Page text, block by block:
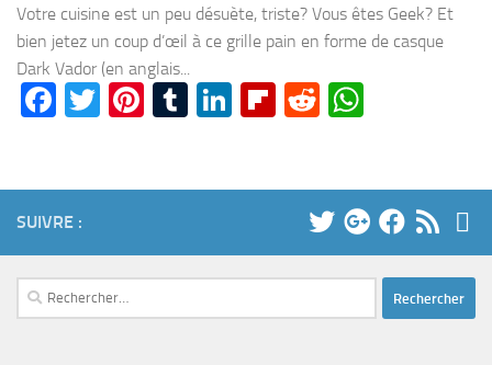
Votre cuisine est un peu désuète, triste? Vous êtes Geek? Et
bien jetez un coup d’œil à ce grille pain en forme de casque
Dark Vador (en anglais...
Facebook
Twitter
Pinterest
Tumblr
LinkedIn
Flipboard
Reddit
SUIVRE :
Rechercher :